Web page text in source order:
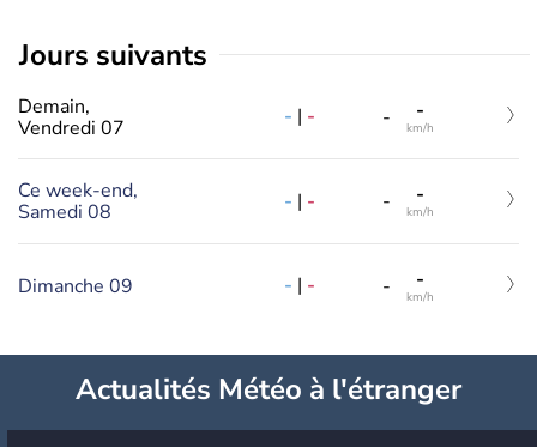
jours suivants
Demain,
Vendredi 07
- | - - -
km/h
Ce week-end,
Samedi 08
- | - - -
km/h
Dimanche 09 - | - - -
km/h
Actualités Météo à l'étranger